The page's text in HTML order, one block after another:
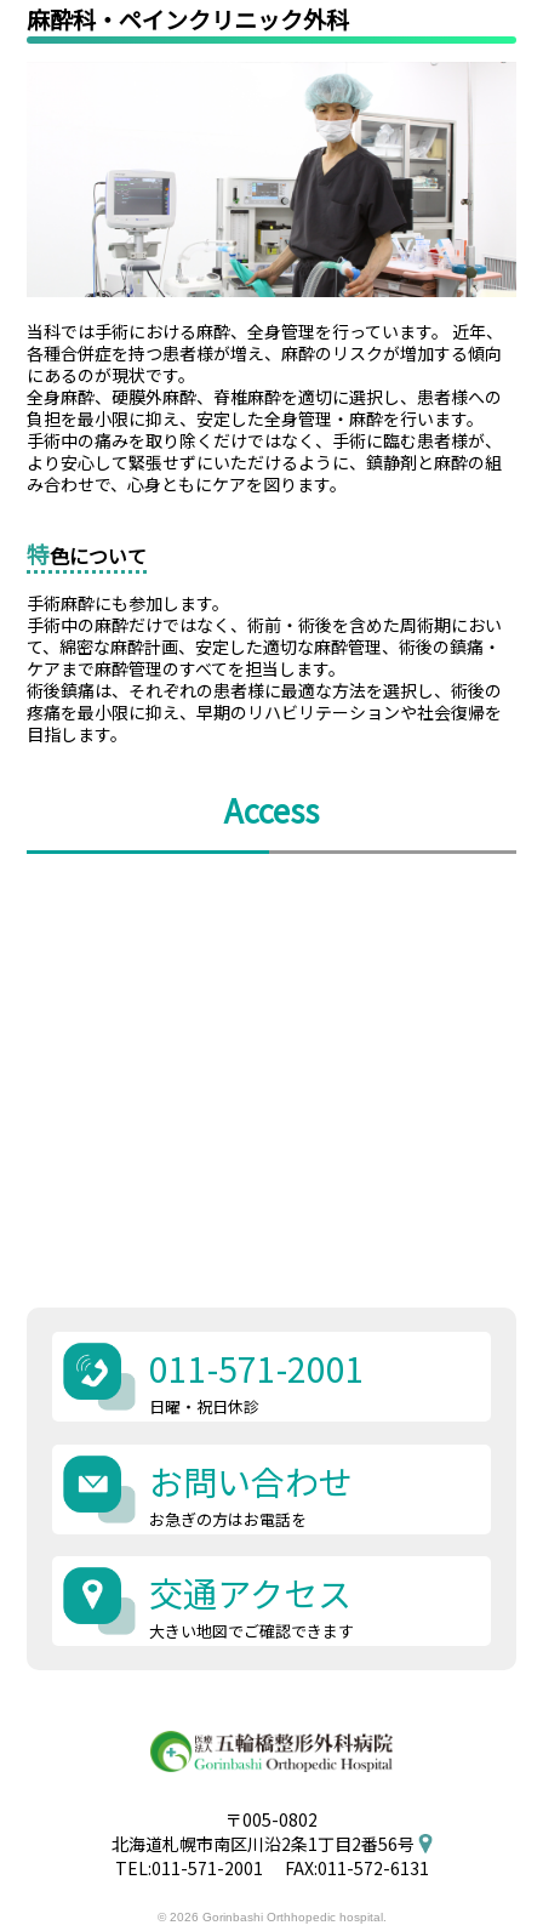
麻酔科・ペインクリニック外科
当科では手術における麻酔、全身管理を行っています。 近年、
各種合併症を持つ患者様が増え、麻酔のリスクが増加する傾向
にあるのが現状です。
全身麻酔、硬膜外麻酔、脊椎麻酔を適切に選択し、患者様への
負担を最小限に抑え、安定した全身管理・麻酔を行います。
手術中の痛みを取り除くだけではなく、手術に臨む患者様が、
より安心して緊張せずにいただけるように、鎮静剤と麻酔の組
み合わせで、心身ともにケアを図ります。
特色について
手術麻酔にも参加します。
手術中の麻酔だけではなく、術前・術後を含めた周術期におい
て、綿密な麻酔計画、安定した適切な麻酔管理、術後の鎮痛・
ケアまで麻酔管理のすべてを担当します。
術後鎮痛は、それぞれの患者様に最適な方法を選択し、術後の
疼痛を最小限に抑え、早期のリハビリテーションや社会復帰を
目指します。
Access
011-571-2001
日曜・祝日休診
お問い合わせ
お急ぎの方はお電話を
交通アクセス
大きい地図でご確認できます
〒005-0802
北海道札幌市南区川沿2条1丁目2番56号
TEL:011-571-2001 FAX:011-572-6131
© 2026 Gorinbashi Orthhopedic hospital.